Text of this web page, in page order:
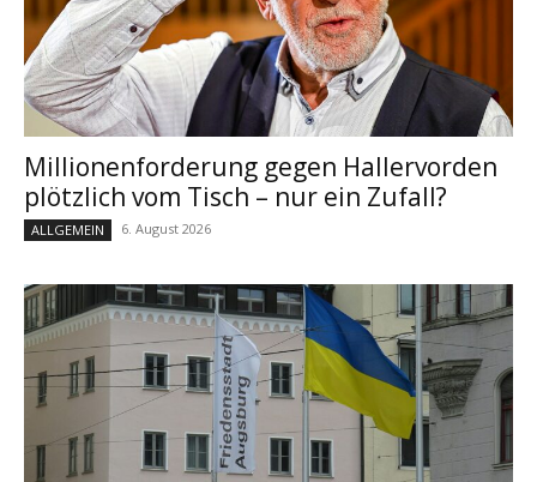
Millionenforderung gegen Hallervorden
plötzlich vom Tisch – nur ein Zufall?
ALLGEMEIN 6. August 2026